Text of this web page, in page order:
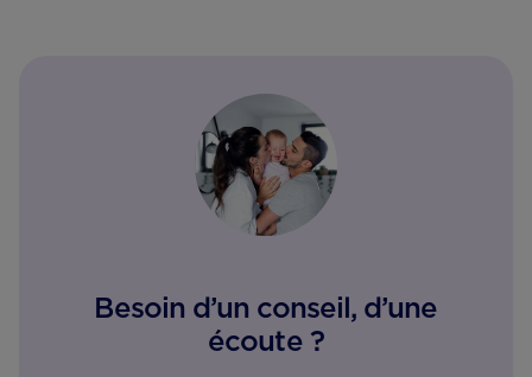
Besoin d’un conseil, d’une
écoute ?